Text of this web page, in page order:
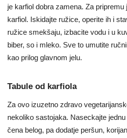
je karfiol dobra zamena. Za pripremu
karfiol. Iskidajte ružice, operite ih i
ružice smekšaju, izbacite vodu i u
biber, so i mleko. Sve to umutite
kao prilog glavnom jelu.
Tabule od karfiola
Za ovo izuzetno zdravo
nekoliko sastojaka. Naseckajte
čena belog, pa dodatje peršun,